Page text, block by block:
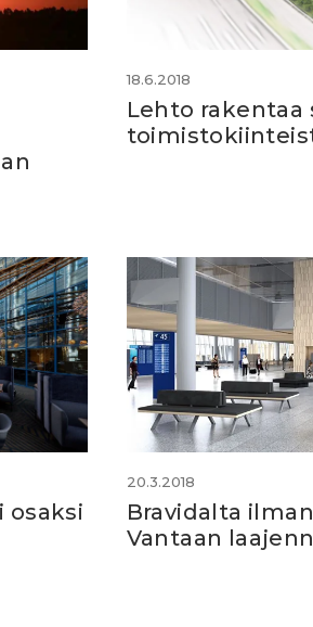
18.6.2018
Lehto rakentaa
osaksi
20.3.2018
Bravidalta
Vantaan